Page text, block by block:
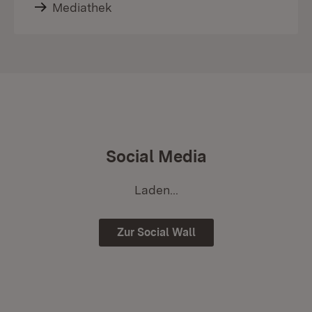
Mediathek
Social Media
Laden...
Zur Social Wall